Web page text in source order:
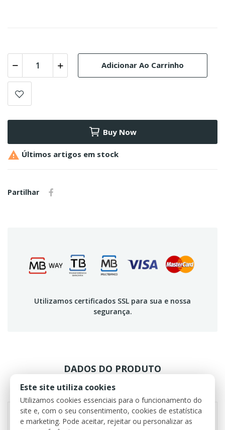
Adicionar Ao Carrinho
Buy Now
 Últimos artigos em stock
Partilhar
Utilizamos certificados SSL para sua e nossa
segurança.
DADOS DO PRODUTO
REVIEWS
Este site utiliza cookies
Utilizamos cookies essenciais para o funcionamento do
site e, com o seu consentimento, cookies de estatística
e marketing. Pode aceitar, rejeitar ou personalizar as